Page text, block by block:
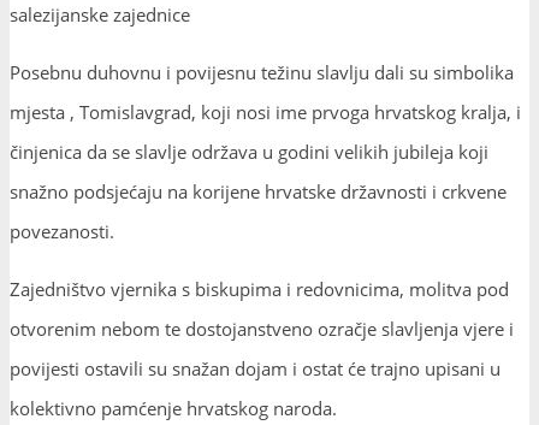
salezijanske zajednice
Posebnu duhovnu i povijesnu težinu slavlju dali su simbolika
mjesta , Tomislavgrad, koji nosi ime prvoga hrvatskog kralja, i
činjenica da se slavlje održava u godini velikih jubileja koji
snažno podsjećaju na korijene hrvatske državnosti i crkvene
povezanosti.
Zajedništvo vjernika s biskupima i redovnicima, molitva pod
otvorenim nebom te dostojanstveno ozračje slavljenja vjere i
povijesti ostavili su snažan dojam i ostat će trajno upisani u
kolektivno pamćenje hrvatskog naroda.